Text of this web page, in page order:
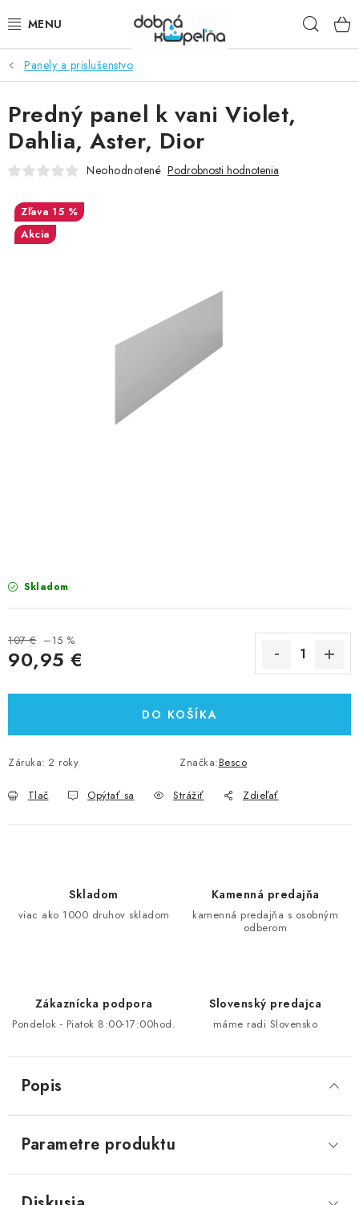
na
SPRCHOVÉ KÚTY
SPRCHOVÉ DVERE
BATÉRIE
KÚPEĽŇOVÝ NÁBYTOK
PRÍSLUŠENSTVO K SPRCHOVÝM KÚTOM A
Panely a prislušenstvo
Skladom
107 € –15 %
90,95 €
DO KOŠÍKA
Záruka: 2 roky Značka:Besco
Tlač Opýtať sa Strážiť Zdieľať
Predný panel k vani Violet,
Dahlia, Aster, Dior
Neohodnotené Podrobnosti hodnotenia
15 %
Akcia
Skladom
viac ako 1000 druhov skladom
Kamenná predajňa
kamenná predajňa s osobným
odberom
Zákaznícka podpora
Pondelok - Piatok 8:00-17:00hod.
Slovenský predajca
máme radi Slovensko
Popis
Parametre produktu